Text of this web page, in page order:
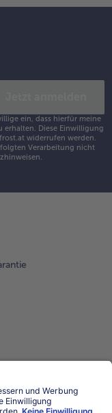
ein, dass hierfür meine
erhalten. Diese Einwilligung
widerrufen werden.
Verarbeitung nicht
.